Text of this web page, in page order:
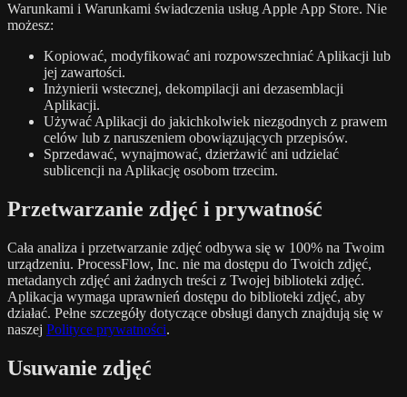
Warunkami i Warunkami świadczenia usług Apple App Store. Nie
możesz:
Kopiować, modyfikować ani rozpowszechniać Aplikacji lub
jej zawartości.
Inżynierii wstecznej, dekompilacji ani dezasemblacji
Aplikacji.
Używać Aplikacji do jakichkolwiek niezgodnych z prawem
celów lub z naruszeniem obowiązujących przepisów.
Sprzedawać, wynajmować, dzierżawić ani udzielać
sublicencji na Aplikację osobom trzecim.
Przetwarzanie zdjęć i prywatność
Cała analiza i przetwarzanie zdjęć odbywa się w 100% na Twoim
urządzeniu. ProcessFlow, Inc. nie ma dostępu do Twoich zdjęć,
metadanych zdjęć ani żadnych treści z Twojej biblioteki zdjęć.
Aplikacja wymaga uprawnień dostępu do biblioteki zdjęć, aby
działać. Pełne szczegóły dotyczące obsługi danych znajdują się w
naszej Polityce prywatności.
Usuwanie zdjęć